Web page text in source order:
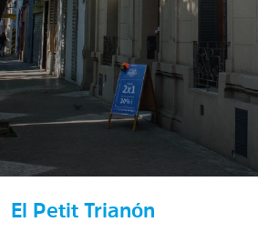
El Petit Trianón